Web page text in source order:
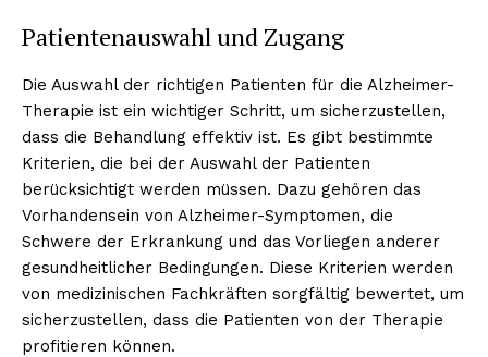
Patientenauswahl und Zugang
Die Auswahl der richtigen Patienten für die Alzheimer-
Therapie ist ein wichtiger Schritt, um sicherzustellen,
dass die Behandlung effektiv ist. Es gibt bestimmte
Kriterien, die bei der Auswahl der Patienten
berücksichtigt werden müssen. Dazu gehören das
Vorhandensein von Alzheimer-Symptomen, die
Schwere der Erkrankung und das Vorliegen anderer
gesundheitlicher Bedingungen. Diese Kriterien werden
von medizinischen Fachkräften sorgfältig bewertet, um
sicherzustellen, dass die Patienten von der Therapie
profitieren können.